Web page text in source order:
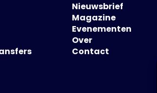
Nieuwsbrief
Magazine
Evenementen
Over
Contact